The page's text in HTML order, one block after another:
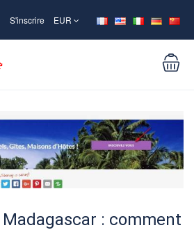
S'inscrire EUR
: comment